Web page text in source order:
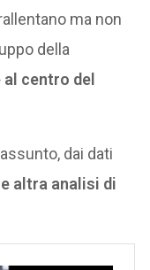
ma non
della
al centro del
dai dati
altra analisi di